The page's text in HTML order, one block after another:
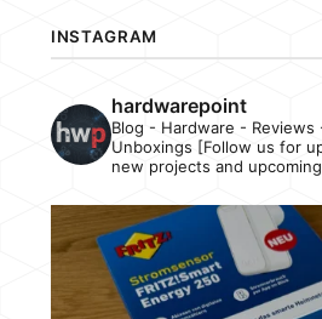
INSTAGRAM
hardwarepoint
Blog - Hardware - Reviews
Unboxings [Follow us for
new projects and